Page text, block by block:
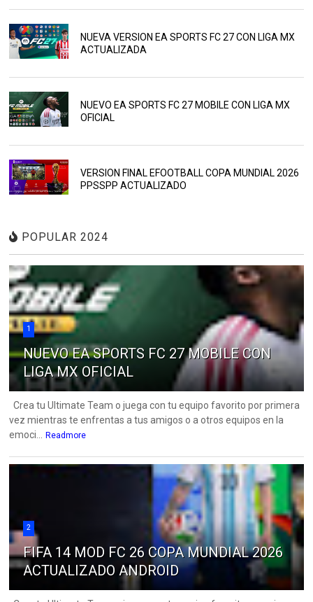
NUEVA VERSION EA SPORTS FC 27 CON LIGA MX
ACTUALIZADA
NUEVO EA SPORTS FC 27 MOBILE CON LIGA MX
OFICIAL
VERSION FINAL EFOOTBALL COPA MUNDIAL 2026
PPSSPP ACTUALIZADO
POPULAR 2024
1
NUEVO EA SPORTS FC 27 MOBILE CON
LIGA MX OFICIAL
Crea tu Ultimate Team o juega con tu equipo favorito por primera
vez mientras te enfrentas a tus amigos o a otros equipos en la
emoci...
Readmore
2
FIFA 14 MOD FC 26 COPA MUNDIAL 2026
ACTUALIZADO ANDROID